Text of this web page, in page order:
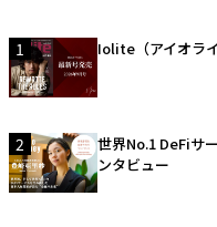
1 Iolite（アイオラ
2
世界No.1 DeFiサ
ンタビュー